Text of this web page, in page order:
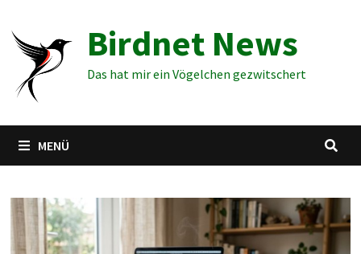
Inhalt
springen
Birdnet News
Das hat mir ein Vögelchen gezwitschert
MENÜ